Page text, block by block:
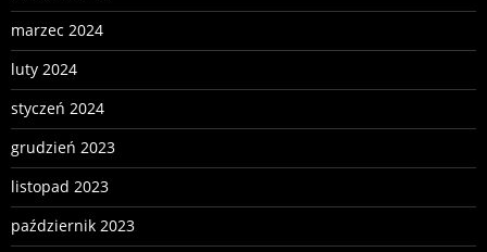
marzec 2024
luty 2024
styczeń 2024
grudzień 2023
listopad 2023
październik 2023